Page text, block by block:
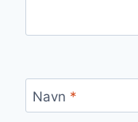
Navn *